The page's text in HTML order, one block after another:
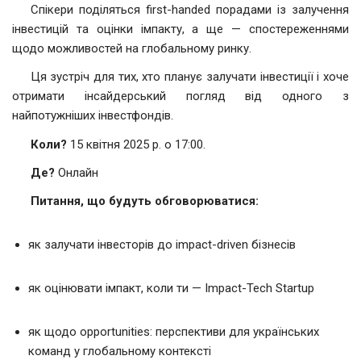
Спікери поділяться first-handed порадами із залучення
інвестицій та оцінки імпакту, а ще — спостереженнями
щодо можливостей на глобальному ринку.
Ця зустріч для тих, хто планує залучати інвестиції і хоче
отримати інсайдерський погляд від одного з
найпотужніших інвестфондів.
Коли? 15 квітня 2025 р. о 17:00.
Де? Онлайн
Питання, що будуть обговорюватися:
як залучати інвесторів до impact-driven бізнесів
як оцінювати імпакт, коли ти — Impact-Tech Startup
як щодо opportunities: перспективи для українських
команд у глобальному контексті